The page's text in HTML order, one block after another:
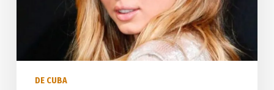
DE CUBA